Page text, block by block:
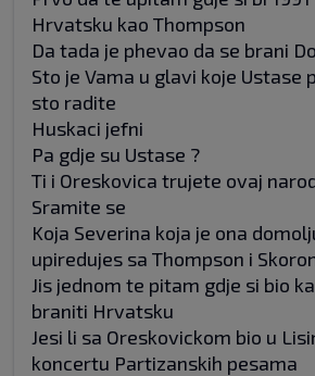
Hrvatsku kao Thompson
Da tada je phevao da se brani
Sto je Vama u glavi koje Ustase
sto radite
Huskaci jefni
Pa gdje su Ustase ?
Ti i Oreskovica trujete ovaj
Sramite se
Koja Severina koja je ona
upiredujes sa Thompson i
Jis jednom te pitam gdje si bio
braniti Hrvatsku
Jesi li sa Oreskovickom bio u
koncertu Partizanskih pesama